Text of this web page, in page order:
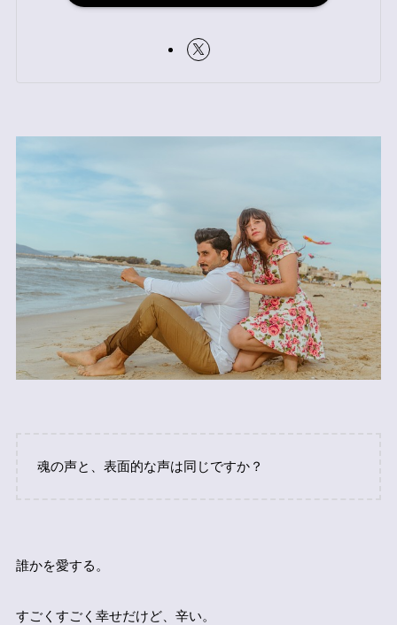
魂の声と、表面的な声は同じですか？
誰かを愛する。
すごくすごく幸せだけど、辛い。